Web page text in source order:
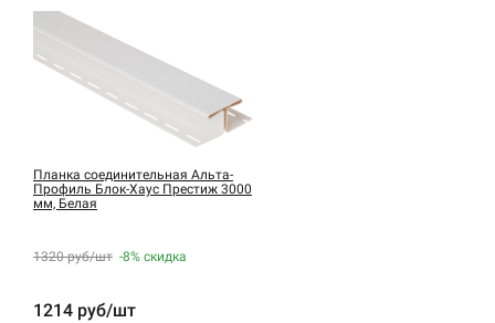
Планка соединительная Альта-
Профиль Блок-Хаус Престиж 3000
мм, Белая
1320 руб/шт -8% скидка
1214 руб/шт